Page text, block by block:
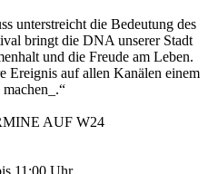
unterstreicht die Bedeutung des
bringt die DNA unserer Stadt
und die Freude am Leben.
Ereignis auf allen Kanälen einem
AUF W24
11:00 Uhr